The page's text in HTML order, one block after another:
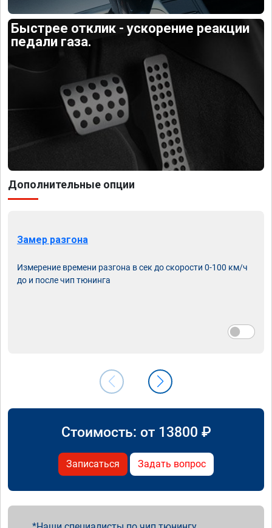
Быстрее отклик - ускорение реакции
педали газа.
Дополнительные опции
Замер разгона
Измерение времени разгона в сек до скорости 0-100 км/ч
до и после чип тюнинга
Стоимость: от 13800 ₽
Записаться Задать вопрос